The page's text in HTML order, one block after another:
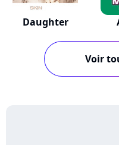
Daughter
Voir